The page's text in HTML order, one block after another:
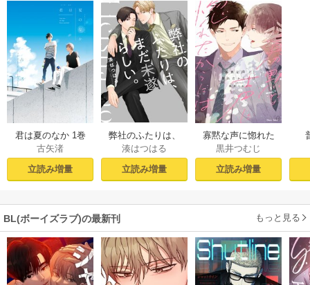
君は夏のなか 1巻
古矢渚
立読み増量
弊社のふたりは、
まだ未遂らしい。
１【コミックシー
モア限定描き下ろ
湊はつはる
立読み増量
寡黙な声に惚れた
からには【おまけ
付き電子限定版】
黒井つむじ
立読み増量
BL(ボーイズラブ)の最新刊 もっと見る